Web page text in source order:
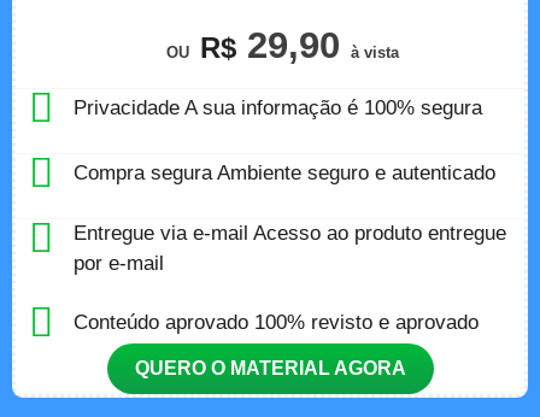
OU R$ 29,90 à vista
Privacidade A sua informação é 100% segura
Compra segura Ambiente seguro e autenticado
Entregue via e-mail Acesso ao produto entregue
por e-mail
Conteúdo aprovado 100% revisto e aprovado
QUERO O MATERIAL AGORA